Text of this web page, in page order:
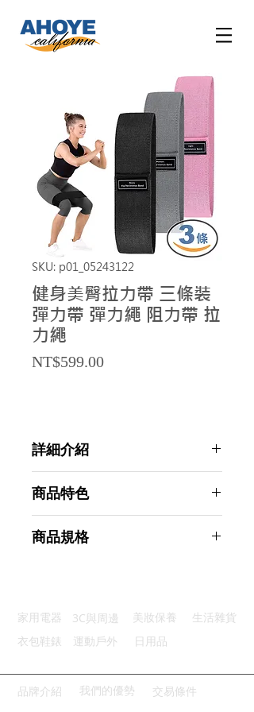
SKU: p01_05243122
健身美臀拉力帶 三條裝
彈力帶 彈力繩 阻力帶 拉
力繩
NT$599.00Price
詳細介紹
商品特色
男女適用：可適用於各種階段訓練
商品規格
主要材質：滌棉+乳膠絲
商品尺寸：25.5*13*3cm
產地名稱：中國大陸
代理商：亞桓有限公司
家用電器 3C與周邊 美妝保養
生活雜貨
衣包鞋錶
運動戶外 日用品
品牌介紹 我們的優勢 交易條件